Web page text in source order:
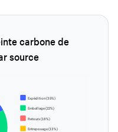
carbone de
source
Expédition (35%)
Emballage (22%)
Retours (18%)
Entreposage (13%)